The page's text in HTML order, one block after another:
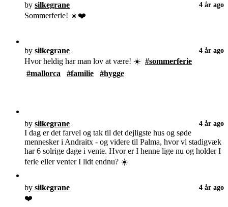
by silkegrane 4 år ago
Sommerferie! ☀️❤️
by silkegrane 4 år ago
Hvor heldig har man lov at være! ☀️ #sommerferie
#mallorca
#familie #hygge
by silkegrane 4 år ago
I dag er det farvel og tak til det dejligste hus og søde
mennesker i Andraitx - og videre til Palma, hvor vi stadigvæk
har 6 solrige dage i vente. Hvor er I henne lige nu og holder I
ferie eller venter I lidt endnu? ☀️
by silkegrane 4 år ago
❤️